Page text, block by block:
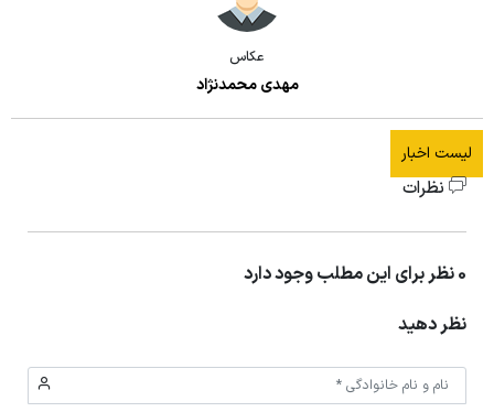
عکاس
مهدی محمدنژاد
لیست اخبار
نظرات
0 نظر برای این مطلب وجود دارد
نظر دهید